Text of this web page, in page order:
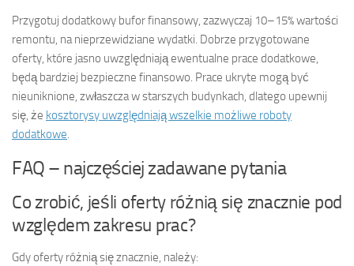
Przygotuj dodatkowy bufor finansowy, zazwyczaj 10–15% wartości
remontu, na nieprzewidziane wydatki. Dobrze przygotowane
oferty, które jasno uwzględniają ewentualne prace dodatkowe,
będą bardziej bezpieczne finansowo. Prace ukryte mogą być
nieuniknione, zwłaszcza w starszych budynkach, dlatego upewnij
się, że kosztorysy uwzględniają wszelkie możliwe roboty
dodatkowe.
FAQ – najczęściej zadawane pytania
Co zrobić, jeśli oferty różnią się znacznie pod
względem zakresu prac?
Gdy oferty różnią się znacznie, należy: